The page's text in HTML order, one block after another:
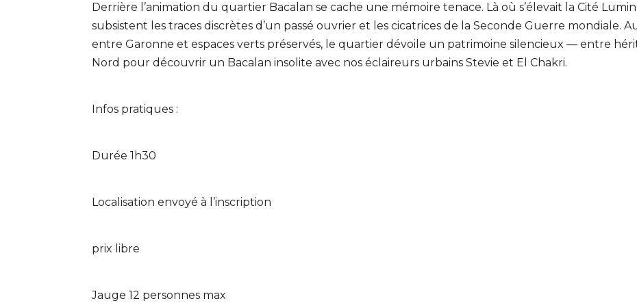
Derrière l’animation du quartier Bacalan se cache une mémoire tenace. Là où s’élevait la Cité
subsistent les traces discrètes d’un passé ouvrier et les cicatrices de la Seconde Guerre mondiale.
entre Garonne et espaces verts préservés, le quartier dévoile un patrimoine silencieux — entre
Nord pour découvrir un Bacalan insolite avec nos éclaireurs urbains Stevie et El Chakri.
Infos pratiques :
Durée 1h30
Localisation envoyé à l’inscription
prix libre
Jauge 12 personnes max